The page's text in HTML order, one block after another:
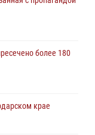
более 180
крае